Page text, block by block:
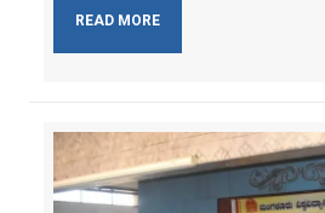
READ MORE